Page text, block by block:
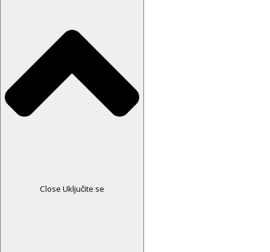
Close Uključite se